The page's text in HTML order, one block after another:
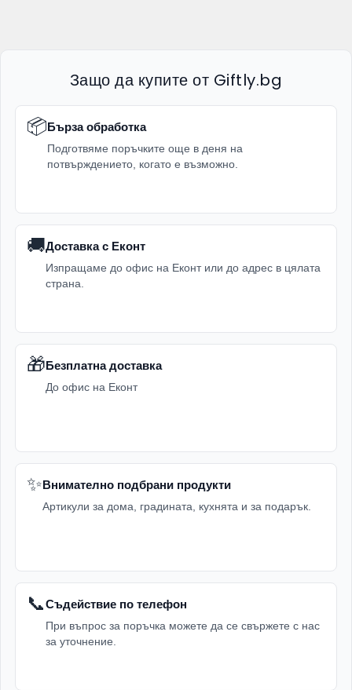
Защо да купите от Giftly.bg
📦Бърза обработка
Подготвяме поръчките още в деня на
потвърждението, когато е възможно.
🚚Доставка с Еконт
Изпращаме до офис на Еконт или до адрес в цялата
страна.
🎁Безплатна доставка
До офис на Еконт
✨Внимателно подбрани продукти
Артикули за дома, градината, кухнята и за подарък.
📞Съдействие по телефон
При въпрос за поръчка можете да се свържете с нас
за уточнение.